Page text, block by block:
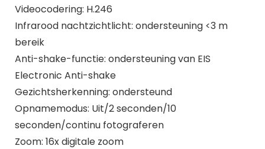
Videocodering: H.246
Infrarood nachtzichtlicht: ondersteuning <3 m
bereik
Anti-shake-functie: ondersteuning van EIS
Electronic Anti-shake
Gezichtsherkenning: ondersteund
Opnamemodus: Uit/2 seconden/10
seconden/continu fotograferen
Zoom: 16x digitale zoom